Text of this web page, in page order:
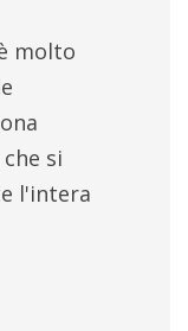
molto
si
l'intera